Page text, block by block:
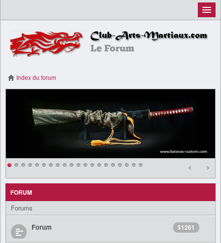
Connexion
Index du forum
FORUM
Forums
Forum 51261